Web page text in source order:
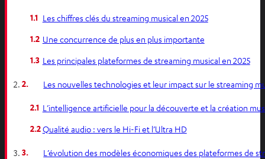
1.1 Les chiffres clés du streaming musical en 2025
1.2 Une concurrence de plus en plus importante
1.3 Les principales plateformes de streaming musical en 2025
2. Les nouvelles technologies et leur impact sur le streaming
2.1 L’intelligence artificielle pour la découverte et la création
2.2Qualité audio : vers le Hi-Fi et l’Ultra HD
3. L’évolution des modèles économiques des plateformes de